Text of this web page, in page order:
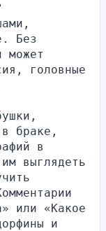
Без
может
головные
в браке,
в
выглядеть
или «Какое
и